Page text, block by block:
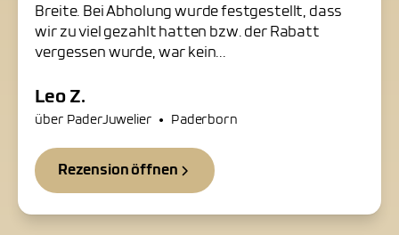
Breite. Bei Abholung wurde festgestellt, dass
wir zu viel gezahlt hatten bzw. der Rabatt
vergessen wurde, war kein...
Leo Z.
über PaderJuwelier • Paderborn
Rezension öffnen